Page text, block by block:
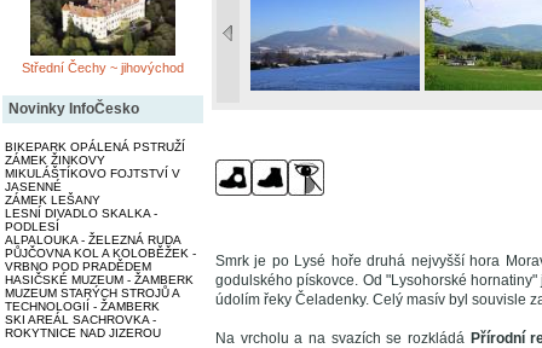
Střední Čechy ~ jihovýchod
Novinky InfoČesko
BIKEPARK OPÁLENÁ PSTRUŽÍ
ZÁMEK ŽINKOVY
MIKULÁŠTÍKOVO FOJTSTVÍ V
JASENNÉ
ZÁMEK LEŠANY
LESNÍ DIVADLO SKALKA -
PODLESÍ
ALPALOUKA - ŽELEZNÁ RUDA
PŮJČOVNA KOL A KOLOBĚŽEK -
VRBNO POD PRADĚDEM
HASIČSKÉ MUZEUM - ŽAMBERK
MUZEUM STARÝCH STROJŮ A
TECHNOLOGIÍ - ŽAMBERK
SKI AREÁL SACHROVKA -
ROKYTNICE NAD JIZEROU
Smrk je po Lysé hoře druhá nejvyšší hora
godulského pískovce. Od "Lysohorské
údolím řeky Čeladenky. Celý masív byl souvisle
Na vrcholu a na svazích se rozkládá Přírodní